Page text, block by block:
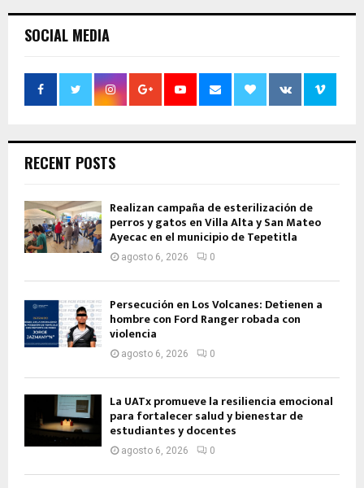
SOCIAL MEDIA
RECENT POSTS
Realizan campaña de esterilización de
perros y gatos en Villa Alta y San Mateo
Ayecac en el municipio de Tepetitla
agosto 6, 2026 0
Persecución en Los Volcanes: Detienen a
hombre con Ford Ranger robada con
violencia
agosto 6, 2026 0
La UATx promueve la resiliencia emocional
para fortalecer salud y bienestar de
estudiantes y docentes
agosto 6, 2026 0